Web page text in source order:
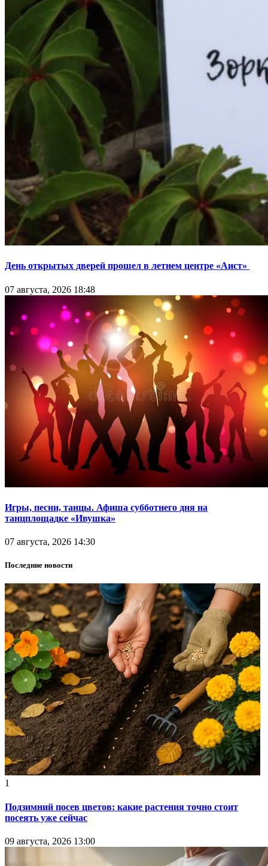
День открытых дверей прошел в летнем центре «Аист»
07 августа, 2026 18:48
Игры, песни, танцы. Афиша субботнего дня на
танцплощадке «Ивушка»
07 августа, 2026 14:30
Последние новости
1
Подзимний посев цветов: какие растения точно стоит
посеять уже сейчас
09 августа, 2026 13:00